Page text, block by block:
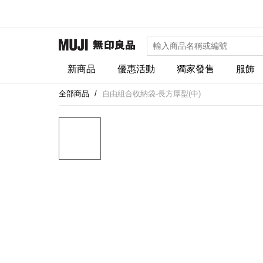
新商品 優惠活動 獨家發售 服飾
全部商品 自由組合收納袋-長方厚型(中)